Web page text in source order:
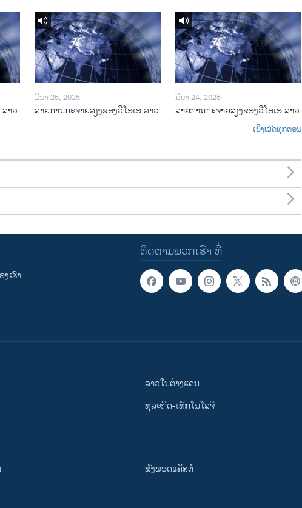
າວ
ມີນາ 25, 2025
ລາຍການກະຈາຍສຽງຂອງວີໂອເອ ລາວ
ມີນາ 24, 2025
ລາຍການກະຈາຍສຽງຂອງວີໂອເອ ລາວ
ເບິ່ງໝົດທຸກຕອນ
ຕິດຕາມພວກເຮົາ ທີ່
ເຮົາ
ລາວໃນຕ່າງແດນ
ທຸລະກິດ-ເທັກໂນໂລຈີ
ຟັງພອດແຄັສຕ໌